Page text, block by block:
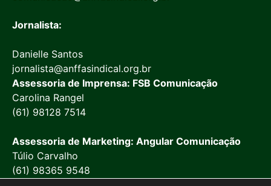
Jornalista:
Danielle Santos
jornalista@anffasindical.org.br
Assessoria de Imprensa: FSB Comunicação
Carolina Rangel
(61) 98128 7514
Assessoria de Marketing: Angular Comunicação
Túlio Carvalho
(61) 98365 9548